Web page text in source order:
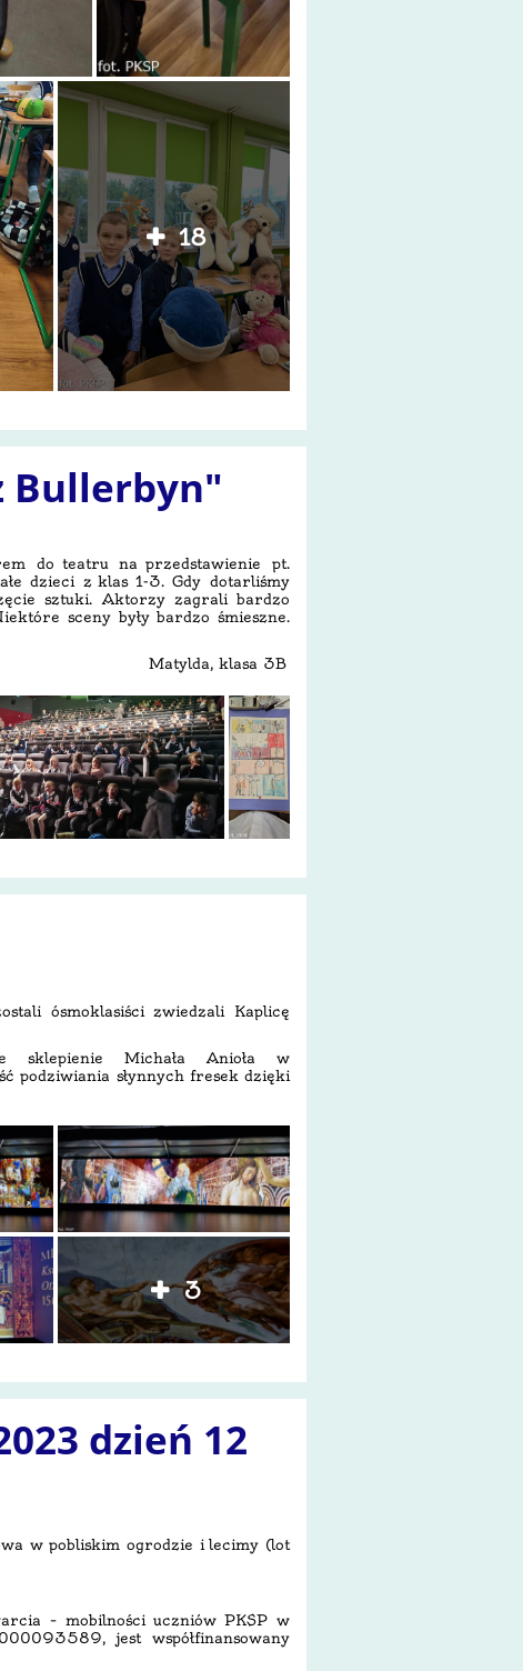
18
Bullerbyn"
do teatru na przedstawienie pt.
dzieci z klas 1-3. Gdy dotarliśmy
sztuki. Aktorzy zagrali bardzo
sceny były bardzo śmieszne.
Matylda, klasa 3B
ósmoklasiści zwiedzali Kaplicę
sklepienie Michała Anioła w
podziwiania słynnych fresek dzięki
3
dzień 12
w pobliskim ogrodzie i lecimy (lot
– mobilności uczniów PKSP w
jest współfinansowany